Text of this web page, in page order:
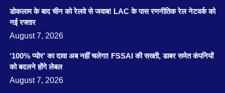
डोकलाम के बाद चीन को रेलवे से जवाब! LAC के पास रणनीतिक रेल नेटवर्क को
नई रफ्तार
August 7, 2026
‘100% प्योर’ का दावा अब नहीं चलेगा! FSSAI की सख्ती, डाबर समेत कंपनियों
को बदलने होंगे लेबल
August 7, 2026